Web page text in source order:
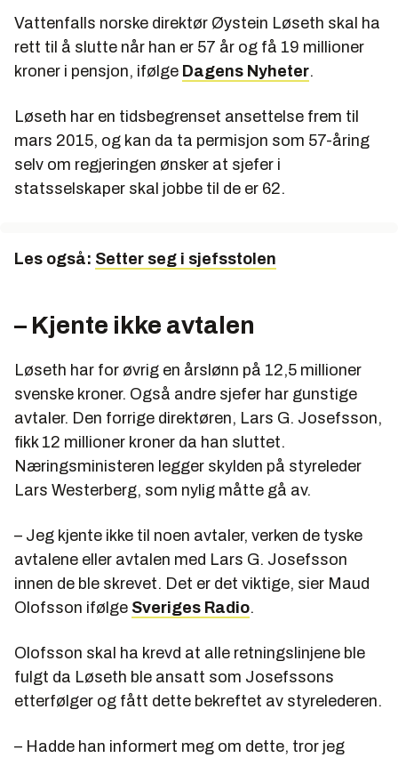
Vattenfalls norske direktør Øystein Løseth skal ha
rett til å slutte når han er 57 år og få 19 millioner
kroner i pensjon, ifølge Dagens Nyheter.
Løseth har en tidsbegrenset ansettelse frem til
mars 2015, og kan da ta permisjon som 57-åring
selv om regjeringen ønsker at sjefer i
statsselskaper skal jobbe til de er 62.
Les også: Setter seg i sjefsstolen
– Kjente ikke avtalen
Løseth har for øvrig en årslønn på 12,5 millioner
svenske kroner. Også andre sjefer har gunstige
avtaler. Den forrige direktøren, Lars G. Josefsson,
fikk 12 millioner kroner da han sluttet.
Næringsministeren legger skylden på styreleder
Lars Westerberg, som nylig måtte gå av.
– Jeg kjente ikke til noen avtaler, verken de tyske
avtalene eller avtalen med Lars G. Josefsson
innen de ble skrevet. Det er det viktige, sier Maud
Olofsson ifølge Sveriges Radio.
Olofsson skal ha krevd at alle retningslinjene ble
fulgt da Løseth ble ansatt som Josefssons
etterfølger og fått dette bekreftet av styrelederen.
– Hadde han informert meg om dette, tror jeg